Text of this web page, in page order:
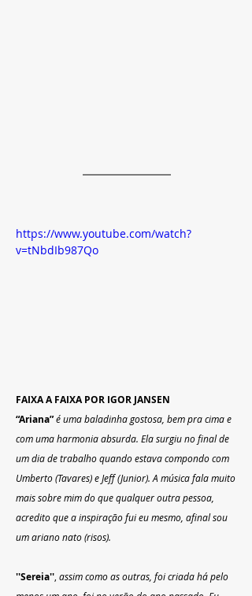
https://www.youtube.com/watch?
v=tNbdIb987Qo
FAIXA A FAIXA POR IGOR JANSEN
“Ariana”é uma baladinha gostosa, bem pra cima e
com uma harmonia absurda. Ela surgiu no final de
um dia de trabalho quando estava compondo com
Umberto (Tavares) e Jeff (Junior). A música fala muito
mais sobre mim do que qualquer outra pessoa,
acredito que a inspiração fui eu mesmo, afinal sou
um ariano nato (risos).
''Sereia'' assim como as outras, foi criada há pelo